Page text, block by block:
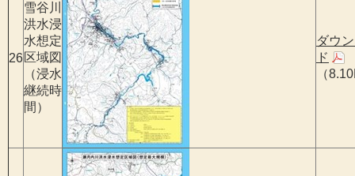
26
雪谷川
洪水浸
水想定
区域図
（浸水
継続時
間）
ダウ
ド
（